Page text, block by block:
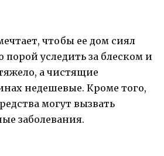
чтобы ее дом сиял
порой уследить за блеском и
а чистящие
недешевые. Кроме того,
могут вызвать
заболевания.